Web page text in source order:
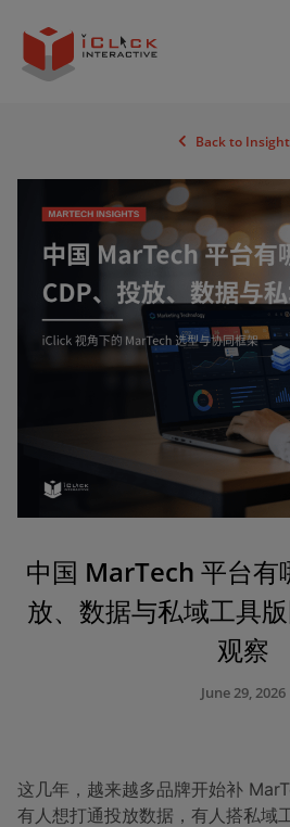
Back to
中国 MarTech 平台有
放、数据与私域工具
观察
June 29, 2026
这几年，越来越多品牌开始补
有人想打通投放数据，有人搭私域